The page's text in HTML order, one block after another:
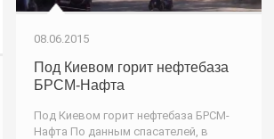
08.06.2015
Под Киевом горит нефтебаза
БРСМ-Нафта
Под Киевом горит нефтебаза БРСМ-
Нафта По данным спасателей, в